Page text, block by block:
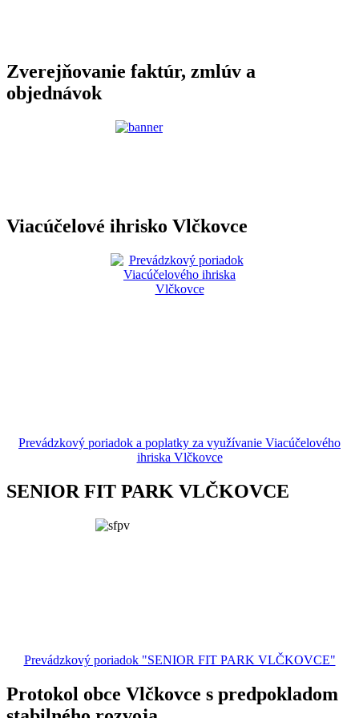
Zverejňovanie faktúr, zmlúv a
objednávok
Viacúčelové ihrisko Vlčkovce
Prevádzkový poriadok a poplatky za využívanie Viacúčelového
ihriska Vlčkovce
SENIOR FIT PARK VLČKOVCE
Prevádzkový poriadok "SENIOR FIT PARK VLČKOVCE"
Protokol obce Vlčkovce s predpokladom